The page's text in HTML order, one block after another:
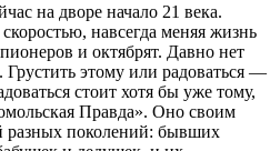
на дворе начало 21 века.
навсегда меняя жизнь
и октябрят. Давно нет
этому или радоваться —
стоит хотя бы уже тому,
Правда». Оно своим
разных поколений: бывших